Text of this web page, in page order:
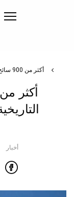
أكثر من 900 سائح يزورون جدة التاريخية على متن رحلات "كروز السعودية"
أخبار